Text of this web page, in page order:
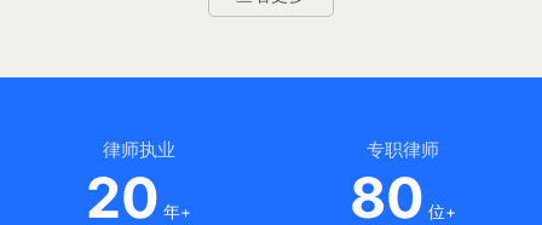
律师执业
20 年+
专职律师
80 位+